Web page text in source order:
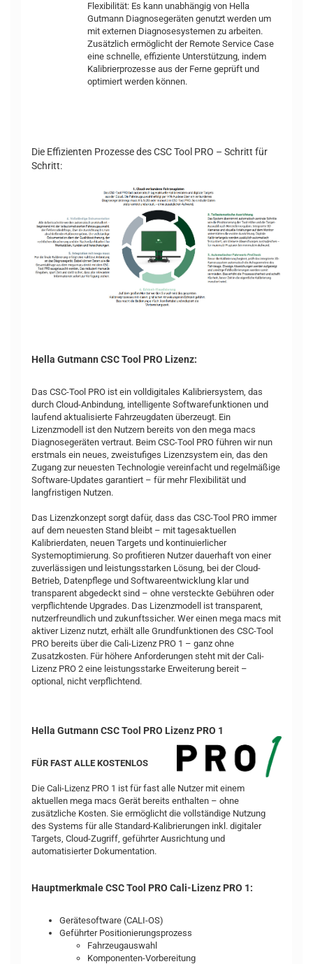
Flexibilität: Es kann unabhängig von Hella
Gutmann Diagnosegeräten genutzt werden um
mit externen Diagnosesystemen zu arbeiten.
Zusätzlich ermöglicht der Remote Service Case
eine schnelle, effiziente Unterstützung, indem
Kalibrierprozesse aus der Ferne geprüft und
optimiert werden können.
Die Effizienten Prozesse des CSC Tool PRO – Schritt für
Schritt:
Hella Gutmann CSC Tool PRO Lizenz:
Das CSC-Tool PRO ist ein volldigitales Kalibriersystem, das
durch Cloud-Anbindung, intelligente Softwarefunktionen und
laufend aktualisierte Fahrzeugdaten überzeugt. Ein
Lizenzmodell ist den Nutzern bereits von den mega macs
Diagnosegeräten vertraut. Beim CSC-Tool PRO führen wir nun
erstmals ein neues, zweistufiges Lizenzsystem ein, das den
Zugang zur neuesten Technologie vereinfacht und regelmäßige
Software-Updates garantiert – für mehr Flexibilität und
langfristigen Nutzen.
Das Lizenzkonzept sorgt dafür, dass das CSC-Tool PRO immer
auf dem neuesten Stand bleibt – mit tagesaktuellen
Kalibrierdaten, neuen Targets und kontinuierlicher
Systemoptimierung. So profitieren Nutzer dauerhaft von einer
zuverlässigen und leistungsstarken Lösung, bei der Cloud-
Betrieb, Datenpflege und Softwareentwicklung klar und
transparent abgedeckt sind – ohne versteckte Gebühren oder
verpflichtende Upgrades. Das Lizenzmodell ist transparent,
nutzerfreundlich und zukunftssicher. Wer einen mega macs mit
aktiver Lizenz nutzt, erhält alle Grundfunktionen des CSC-Tool
PRO bereits über die Cali-Lizenz PRO 1 – ganz ohne
Zusatzkosten. Für höhere Anforderungen steht mit der Cali-
Lizenz PRO 2 eine leistungsstarke Erweiterung bereit –
optional, nicht verpflichtend.
Hella Gutmann CSC Tool PRO Lizenz PRO 1
FÜR FAST ALLE KOSTENLOS
Die Cali-Lizenz PRO 1 ist für fast alle Nutzer mit einem
aktuellen mega macs Gerät bereits enthalten – ohne
zusätzliche Kosten. Sie ermöglicht die vollständige Nutzung
des Systems für alle Standard-Kalibrierungen inkl. digitaler
Targets, Cloud-Zugriff, geführter Ausrichtung und
automatisierter Dokumentation.
Hauptmerkmale CSC Tool PRO Cali-Lizenz PRO 1:
Gerätesoftware (CALI-OS)
Geführter Positionierungsprozess
Fahrzeugauswahl
Komponenten-Vorbereitung